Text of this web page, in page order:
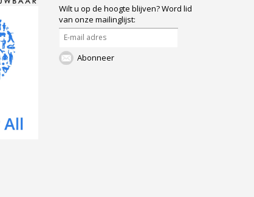
Wilt u op de hoogte blijven?Word lid
van onze mailinglijst:
Abonneer